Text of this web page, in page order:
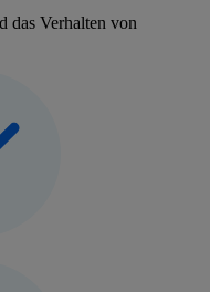
das Verhalten von